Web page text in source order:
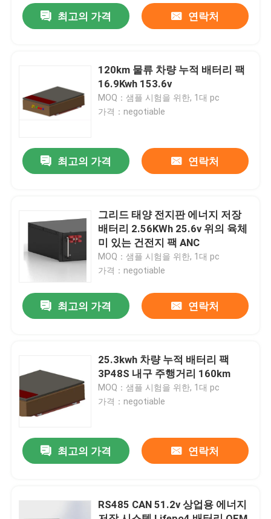
홈
회사 소개
공장 투어
품질 관리
뉴스
모든 케이스
주거용 배터리 저장 시스템
최고의 가격 연락처
120km 물류 차량 누적 배터리 팩
16.9Kwh 153.6v
MOQ：샘플 시험을 위한, 1대 pc
가격：negotiable
최고의 가격 연락처
그리드 태양 전지판 에너지 저장
배터리 2.56KWh 25.6v 위의 육체
미 있는 건전지 팩 ANC
MOQ：샘플 시험을 위한, 1대 pc
가격：negotiable
최고의 가격 연락처
25.3kwh 차량 누적 배터리 팩
3P48S 내구 주행거리 160km
MOQ：샘플 시험을 위한, 1대 pc
가격：negotiable
최고의 가격 연락처
RS485 CAN 51.2v 상업용 에너지